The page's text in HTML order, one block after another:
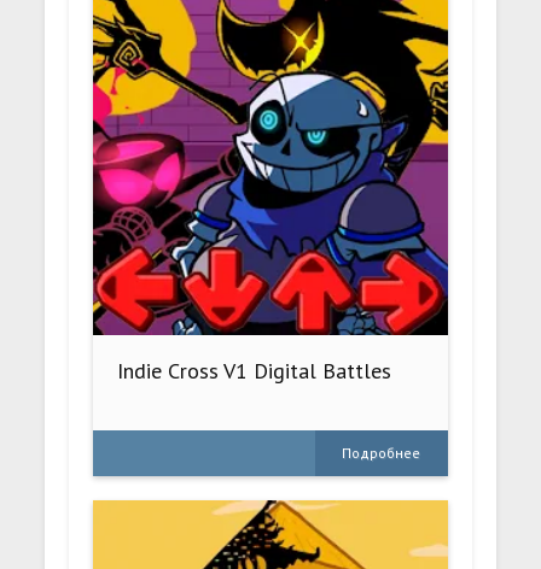
Indie Cross V1 Digital Battles
Подробнее